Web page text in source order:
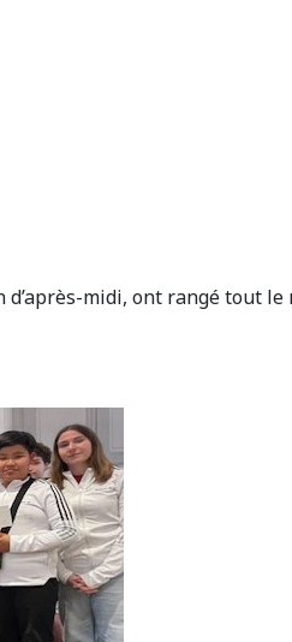
midi, ont rangé tout le